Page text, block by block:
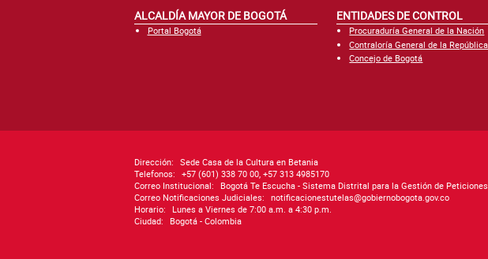
ALCALDÍA MAYOR DE BOGOTÁ
Portal Bogotá
ENTIDADES DE CONTROL
Procuraduría General de la Nación
Contraloría General de la República
Concejo de Bogotá
Dirección: Sede Casa de la Cultura en Betania
Telefonos: +57 (601) 338 70 00, +57 313 4985170
Correo Institucional:
Bogotá Te Escucha - Sistema Distrital para la Gestión de Peticiones
Correo Notificaciones Judiciales: notificacionestutelas@gobiernobogota.gov.co
Horario:
Lunes a Viernes de 7:00 a.m. a 4:30 p.m.
Ciudad:
Bogotá - Colombia